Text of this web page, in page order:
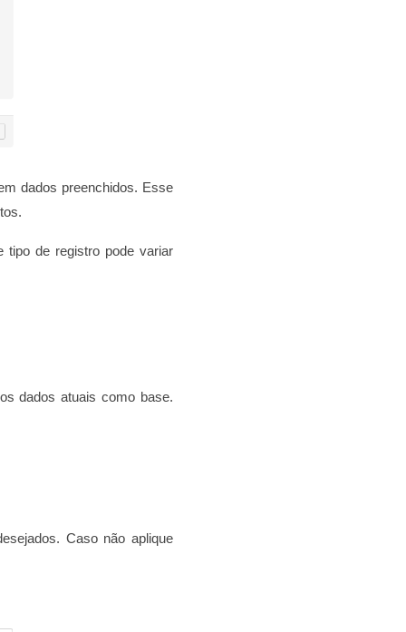
dados preenchidos. Esse
de registro pode variar
dados atuais como base.
Caso não aplique